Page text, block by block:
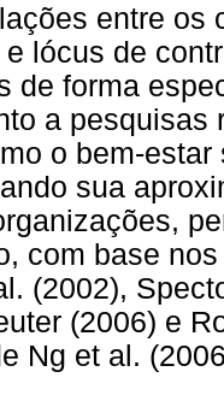
entre os
lócus de
de forma
a pesquisas
o bem-
sua
com base
(2002),
(2006) e
Ng et al.